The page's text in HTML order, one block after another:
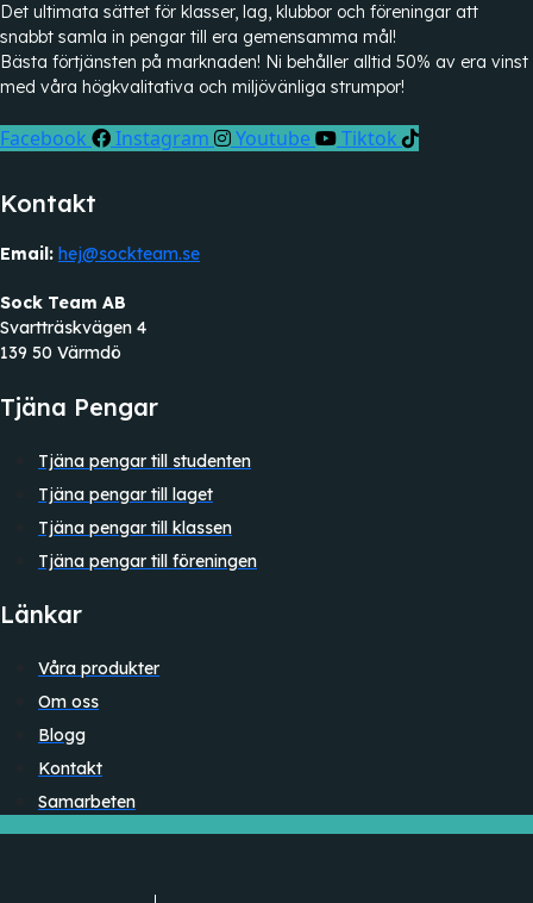
Det ultimata sättet för klasser, lag, klubbor och föreningar att
snabbt samla in pengar till era gemensamma mål!
Bästa förtjänsten på marknaden! Ni behåller alltid 50% av era vinst
med våra högkvalitativa och miljövänliga strumpor!
Facebook Instagram Youtube Tiktok
Kontakt
Email: hej@sockteam.se
Sock Team AB
Svartträskvägen 4
139 50 Värmdö
Tjäna Pengar
Tjäna pengar till studenten
Tjäna pengar till laget
Tjäna pengar till klassen
Tjäna pengar till föreningen
Länkar
Våra produkter
Om oss
Blogg
Kontakt
Samarbeten